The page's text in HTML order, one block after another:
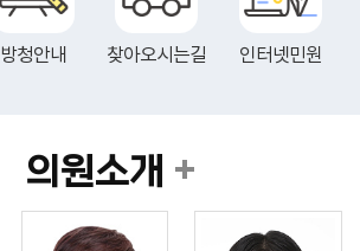
방청안내 찾아오시는길 인터넷민원
의원소개